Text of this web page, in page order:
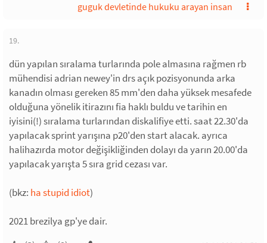
guguk devletinde hukuku arayan insan
19.
dün yapılan sıralama turlarında pole almasına rağmen rb
mühendisi adrian newey'in drs açık pozisyonunda arka
kanadın olması gereken 85 mm'den daha yüksek mesafede
olduğuna yönelik itirazını fia haklı buldu ve tarihin en
iyisini(!) sıralama turlarından diskalifiye etti. saat 22.30'da
yapılacak sprint yarışına p20'den start alacak. ayrıca
halihazırda motor değişikliğinden dolayı da yarın 20.00'da
yapılacak yarışta 5 sıra grid cezası var.
(bkz: ha stupid idiot)
2021 brezilya gp'ye dair.